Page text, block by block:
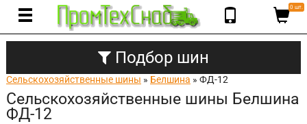
0 шт.
Подбор шин
Сельскохозяйственные шины » Белшина » ФД-12
Сельскохозяйственные шины Белшина
ФД-12